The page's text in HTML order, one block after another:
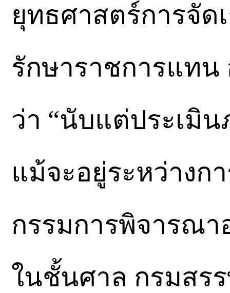
ยุทธศาสตร์การจัด
รักษาราชการแทน
ว่า “นับแต่ประเมิ
แม้จะอยู่ระหว่าง
กรรมการพิจารณ
ในชั้นศาล กรมสร